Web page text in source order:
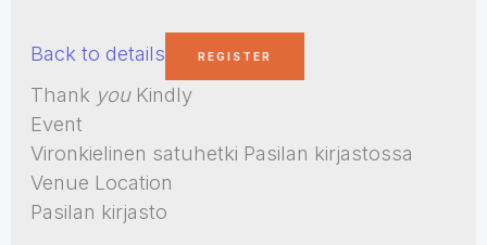
Back to details
Thank youKindly
Event
Vironkielinen satuhetki Pasilan kirjastossa
Venue Location
Pasilan kirjasto